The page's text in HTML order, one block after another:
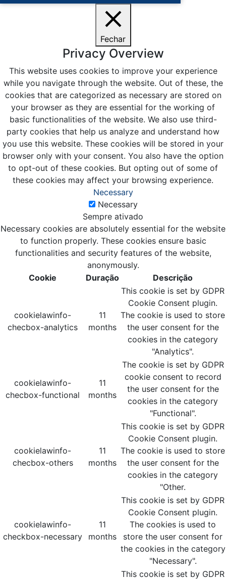
Fechar
Privacy Overview
This website uses cookies to improve your experience
while you navigate through the website. Out of these, the
cookies that are categorized as necessary are stored on
your browser as they are essential for the working of
basic functionalities of the website. We also use third-
party cookies that help us analyze and understand how
you use this website. These cookies will be stored in your
browser only with your consent. You also have the option
to opt-out of these cookies. But opting out of some of
these cookies may affect your browsing experience.
Necessary
Necessary
Sempre ativado
Necessary cookies are absolutely essential for the website
to function properly. These cookies ensure basic
functionalities and security features of the website,
anonymously.
Cookie
Duração Descrição
cookielawinfo-
checbox-analytics
11
months
This cookie is set by GDPR
Cookie Consent plugin.
The cookie is used to store
the user consent for the
cookies in the category
"Analytics".
cookielawinfo-
checbox-functional
11
months
The cookie is set by GDPR
cookie consent to record
the user consent for the
cookies in the category
"Functional".
cookielawinfo-
checbox-others
11
months
This cookie is set by GDPR
Cookie Consent plugin.
The cookie is used to store
the user consent for the
cookies in the category
"Other.
cookielawinfo-
checkbox-necessary
11
months
This cookie is set by GDPR
Cookie Consent plugin.
The cookies is used to
store the user consent for
the cookies in the category
"Necessary".
This cookie is set by GDPR